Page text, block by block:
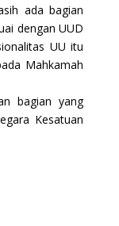
ada bagian
dengan UUD
UU itu
Mahkamah
bagian yang
Kesatuan